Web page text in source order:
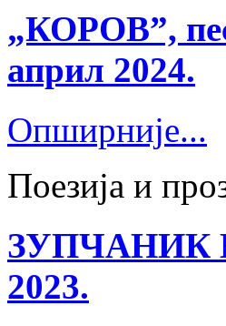
„КОРОВ”,
април 2024.
Опширније...
Поезија и
ЗУПЧАНИК И
2023.